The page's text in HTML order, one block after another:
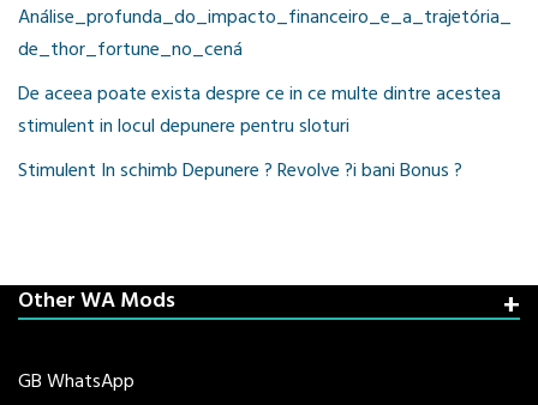
Análise_profunda_do_impacto_financeiro_e_a_trajetória_
de_thor_fortune_no_cená
De aceea poate exista despre ce in ce multe dintre acestea
stimulent in locul depunere pentru sloturi
Stimulent In schimb Depunere ? Revolve ?i bani Bonus ?
Other WA Mods
GB WhatsApp